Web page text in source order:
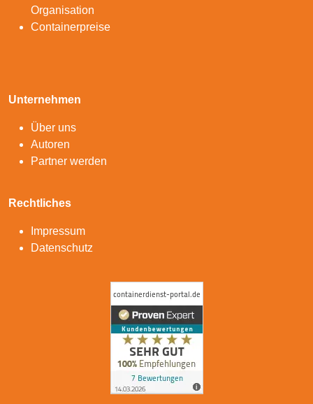
Organisation
Containerpreise
Unternehmen
Über uns
Autoren
Partner werden
Rechtliches
Impressum
Datenschutz